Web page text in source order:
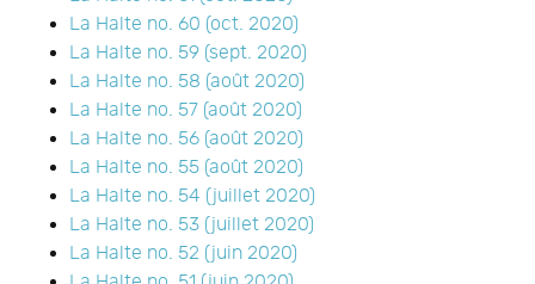
La Halte no. 60 (oct. 2020)
La Halte no. 59 (sept. 2020)
La Halte no. 58 (août 2020)
La Halte no. 57 (août 2020)
La Halte no. 56 (août 2020)
La Halte no. 55 (août 2020)
La Halte no. 54 (juillet 2020)
La Halte no. 53 (juillet 2020)
La Halte no. 52 (juin 2020)